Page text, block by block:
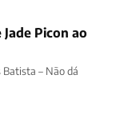
Picon ao
Batista – Não dá